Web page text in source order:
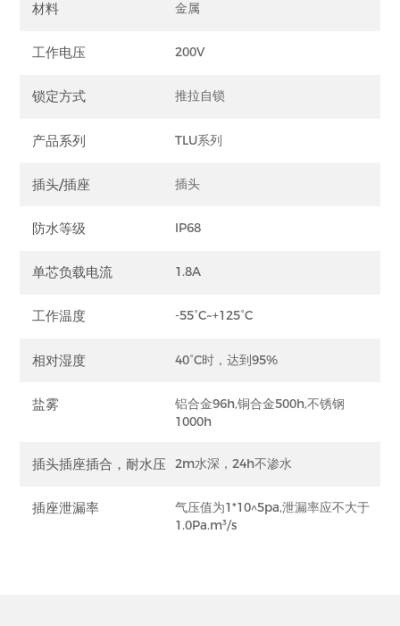
材料 金属
工作电压 200V
锁定方式 推拉自锁
产品系列 TLU系列
插头/插座 插头
防水等级 IP68
单芯负载电流 1.8A
工作温度 -55°C~+125°C
相对湿度 40°C时，达到95%
盐雾
铝合金96h,铜合金500h,不锈钢
1000h
插头插座插合，耐水压 2m水深，24h不渗水
插座泄漏率
气压值为1*10^5pa,泄漏率应不大于
1.0Pa.m³/s